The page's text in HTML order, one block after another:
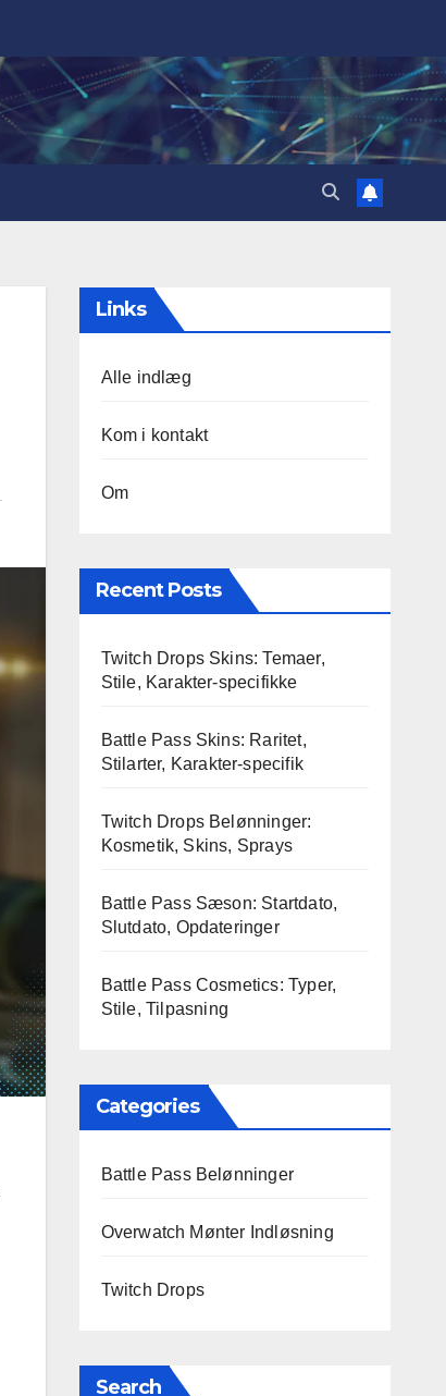
Links
Alle indlæg
Kom i kontakt
Om
Recent Posts
Twitch Drops Skins: Temaer,
Stile, Karakter-specifikke
Battle Pass Skins: Raritet,
Stilarter, Karakter-specifik
Twitch Drops Belønninger:
Kosmetik, Skins, Sprays
Battle Pass Sæson: Startdato,
Slutdato, Opdateringer
Battle Pass Cosmetics: Typer,
Stile, Tilpasning
Categories
Battle Pass Belønninger
Overwatch Mønter Indløsning
Twitch Drops
Search